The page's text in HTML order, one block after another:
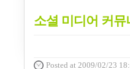
소셜 미디어 커
Posted at 2009/02/23